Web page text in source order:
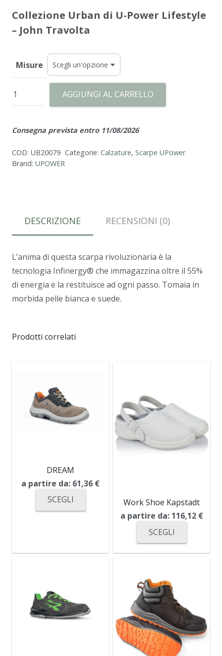
Collezione Urban di U-Power Lifestyle
– John Travolta
Misure
Blair
quantità
AGGIUNGI AL CARRELLO
Consegna prevista entro 11/08/2026
COD: UB20079 Categorie: Calzature, Scarpe UPower
Brand: UPOWER
DESCRIZIONE RECENSIONI (0)
L’anima di questa scarpa rivoluzionaria è la
tecnologia Infinergy® che immagazzina oltre il 55%
di energia e la restituisce ad ogni passo. Tomaia in
morbida pelle bianca e suede.
Prodotti correlati
DREAM
a partire da: 61,36 €
SCEGLI
Work Shoe Kapstadt
a partire da: 116,12 €
SCEGLI